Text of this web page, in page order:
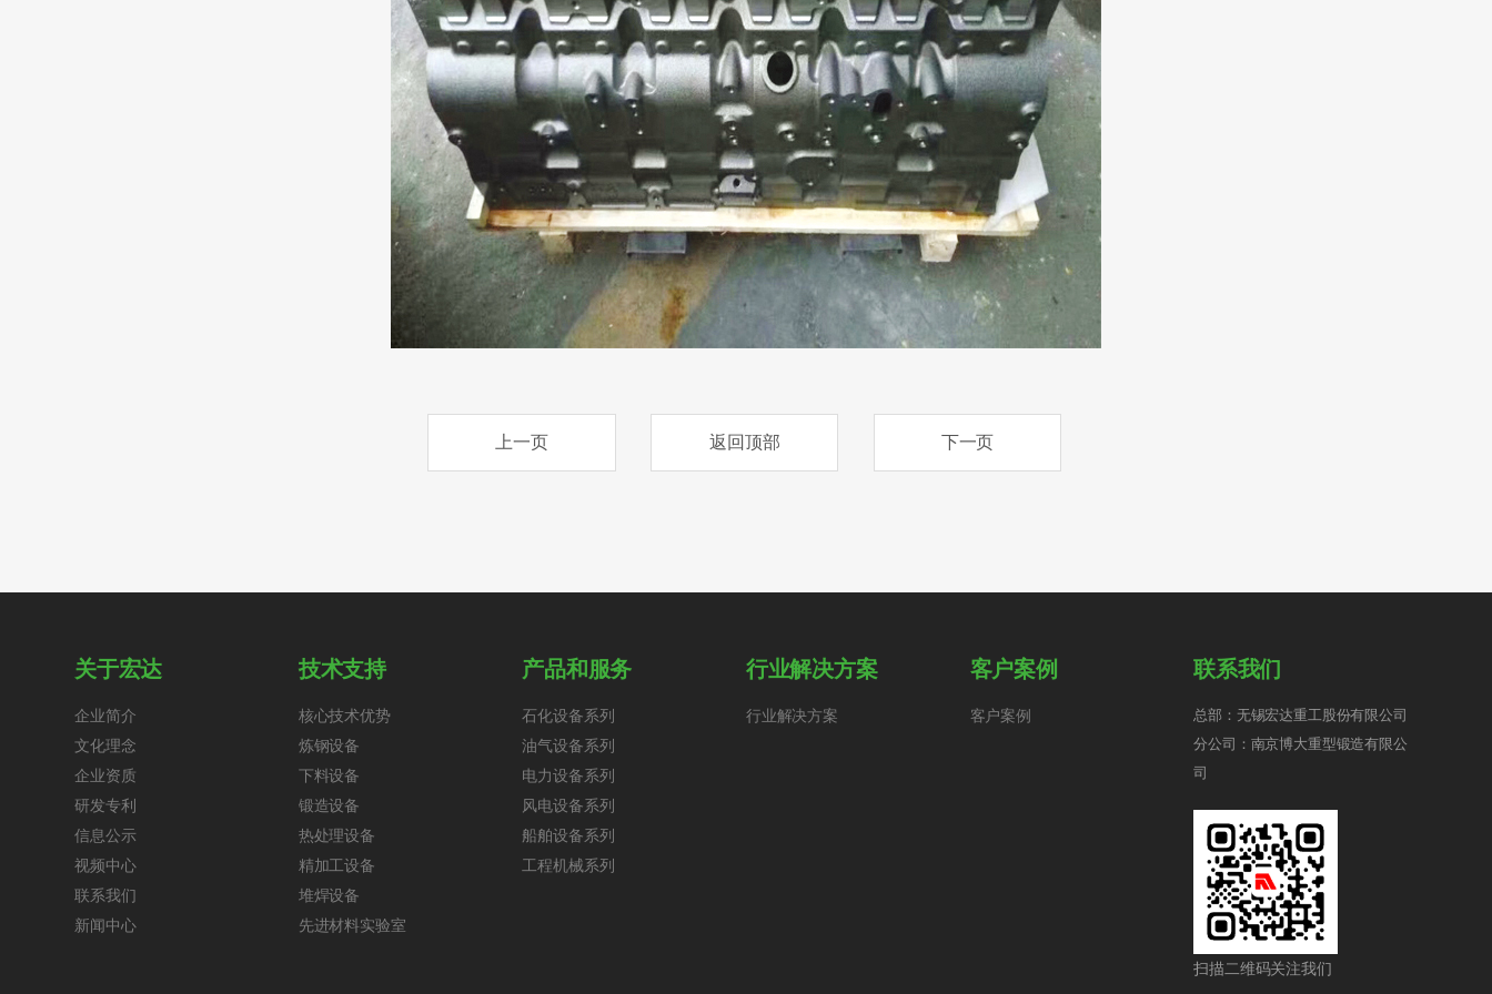
上一页 返回顶部 下一页
关于宏达
企业简介
文化理念
企业资质
研发专利
信息公示
视频中心
联系我们
新闻中心
技术支持
核心技术优势
炼钢设备
下料设备
锻造设备
热处理设备
精加工设备
堆焊设备
先进材料实验室
产品和服务
石化设备系列
油气设备系列
电力设备系列
风电设备系列
船舶设备系列
工程机械系列
行业解决方案
行业解决方案
客户案例
客户案例
联系我们
总部：无锡宏达重工股份有限公司
分公司：南京博大重型锻造有限公
司
扫描二维码关注我们